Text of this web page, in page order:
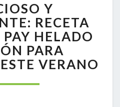
Y
REFRESCANTE:
RECETA
CASERA
DE
PAY
DE
Y
RECETA
PAY HELADO
PARA
VERANO